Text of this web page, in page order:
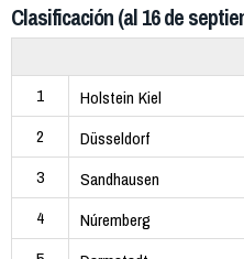
Clasificación (al 16 de
1
Holstein Kiel
2
Düsseldorf
3
Sandhausen
4
Núremberg